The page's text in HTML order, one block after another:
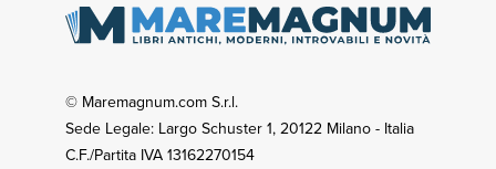
© Maremagnum.com S.r.l.
Sede Legale: Largo Schuster 1, 20122 Milano - Italia
C.F./Partita IVA 13162270154